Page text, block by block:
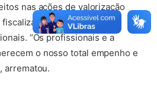
nas ações de valorização
e na educação
“Os profissionais e a
o nosso total empenho e
arrematou.